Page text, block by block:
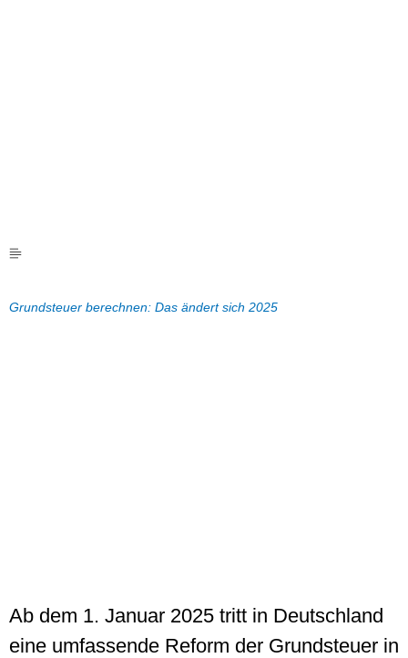
Grundsteuer berechnen: Das ändert sich 2025
Ab dem 1. Januar 2025 tritt in Deutschland
eine umfassende Reform der Grundsteuer in